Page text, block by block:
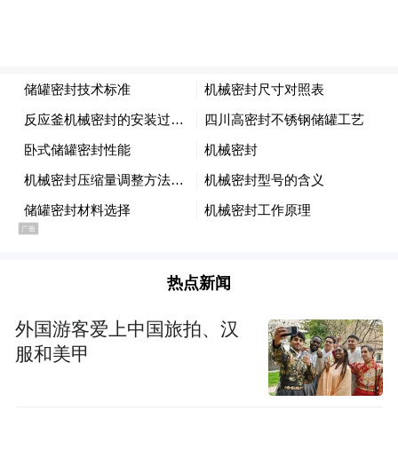
热点新闻
外国游客爱上中国旅拍、汉
服和美甲